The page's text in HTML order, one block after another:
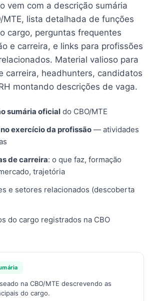
vem com a descrição sumária
MTE, lista detalhada de funções
cargo, perguntas frequentes
e carreira, e links para profissões
Material valioso para
carreira, headhunters, candidatos
montando descrições de vaga.
sumária oficial do CBO/MTE
exercício da profissão — atividades
de carreira: o que faz, formação
trajetória
e setores relacionados (descoberta
do cargo registrados na CBO
na CBO/MTE descrevendo as
do cargo.